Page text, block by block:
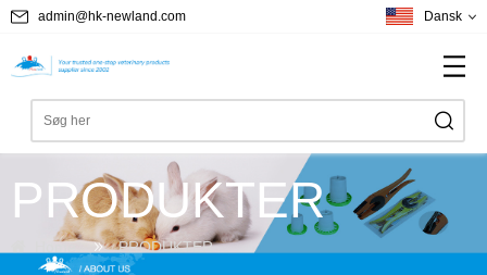
admin@hk-newland.com Dansk
PRODUKTER
Home PRODUKTER